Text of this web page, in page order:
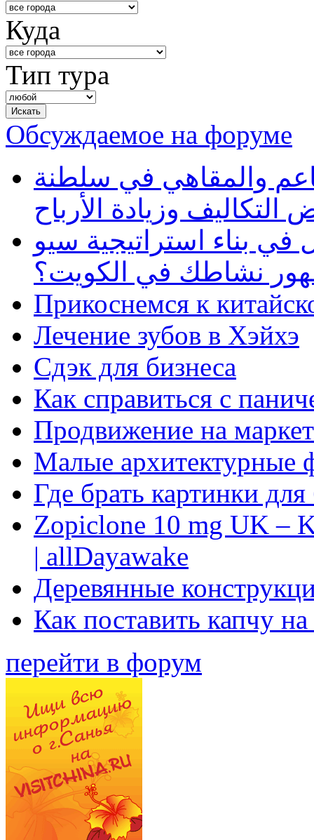
Куда
Тип тура
Обсуждаемое на форуме
والمقاهي في سلطنة
وزيادة الأرباح
بناء استراتيجية سيو
نشاطك في الكويت؟
Прикоснемся к
Лечение зубов в Хэйхэ
Сдэк для бизнеса
Как справиться с
Продвижение на
Малые архитектурные
Где брать картинки
Zopiclone 10 mg UK –
| allDayawake
Деревянные
Как поставить капчу
перейти в форум